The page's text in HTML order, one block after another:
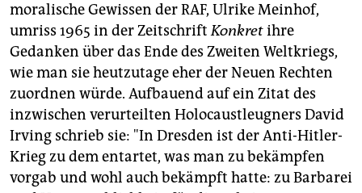
moralische Gewissen der RAF, Ulrike Meinhof,
umriss 1965 in der ZeitschriftKonkretihre
Gedanken über das Ende des Zweiten Weltkriegs,
wie man sie heutzutage eher der Neuen Rechten
zuordnen würde. Aufbauend auf ein Zitat des
inzwischen verurteilten Holocaustleugners David
Irving schrieb sie: "In Dresden ist der Anti-Hitler-
Krieg zu dem entartet, was man zu bekämpfen
vorgab und wohl auch bekämpft hatte: zu Barbarei